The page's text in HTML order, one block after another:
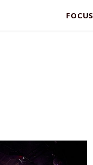
FOCUS